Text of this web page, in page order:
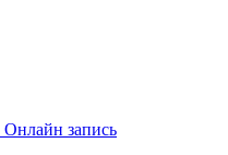
Онлайн запись